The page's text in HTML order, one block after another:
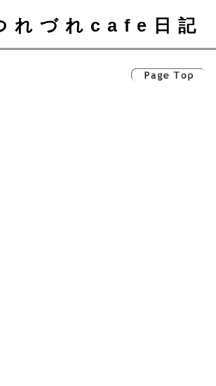
れづれcafe日記